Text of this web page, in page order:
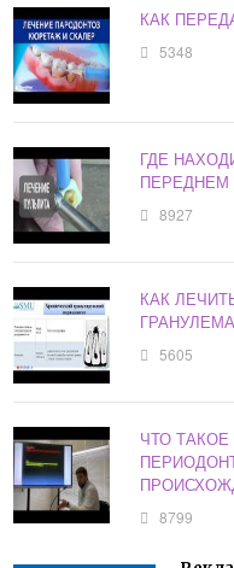
КАК
5348
ГДЕ
ПЕРЕДНЕМ
8927
КАК
5605
ЧТО
8799